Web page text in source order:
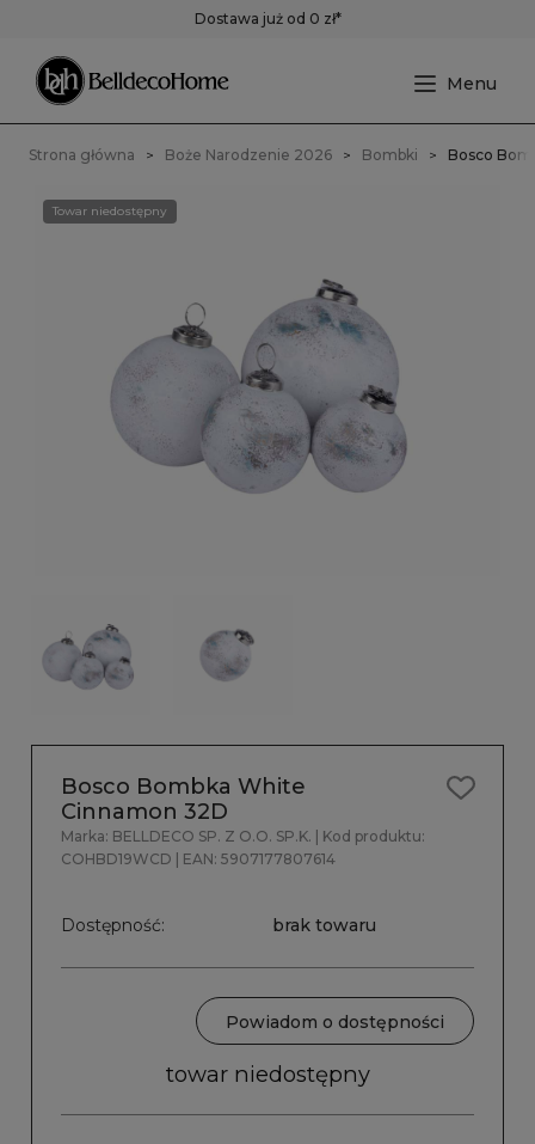
Dostawa już od 0 zł*
Strona główna Boże Narodzenie 2026 Bombki Bosco
Towar niedostępny
Bosco Bombka White
Cinnamon 32D
Marka: BELLDECO SP. Z O.O. SP.K.
| Kod produktu:
COHBD19WCD
| EAN: 5907177807614
Dostępność: brak towaru
Powiadom o dostępności
towar niedostępny